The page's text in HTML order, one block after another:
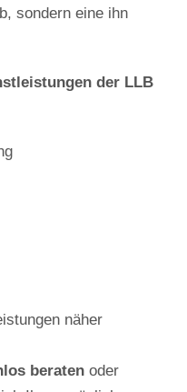
sondern eine ihn
der LLB
näher
beraten oder